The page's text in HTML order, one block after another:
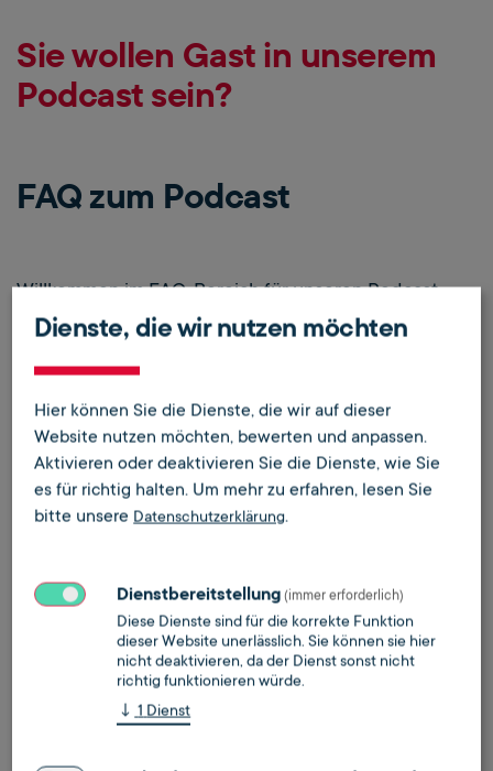
Sie wollen Gast in unserem
Podcast sein?
FAQ zum Podcast
Willkommen im FAQ-Bereich für unseren Podcast
"Was ist mit den Kohlen"!
Hier finden Sie Antworten auf die häufigsten Fragen
die technische Vorbereitung, den Ablauf der
Aufnahme oder inhaltliche Fragen geht – wir haben
alles für Sie zusammengestellt.
Unser Ziel ist es, Ihnen ein reibungsloses und
können. Falls Sie darüber hinaus noch Fragen haben,
zögern Sie nicht, uns jederzeit zu kontaktieren!
Allgemeine Fragen
Dienste, die wir nutzen möchten
Hier können Sie die Dienste, die wir auf dieser
Website nutzen möchten, bewerten und anpassen.
Aktivieren oder deaktivieren Sie die Dienste, wie Sie
es für richtig halten. Um mehr zu erfahren, lesen Sie
bitte unsere Datenschutzerklärung.
Dienstbereitstellung (immer erforderlich)
Diese Dienste sind für die korrekte Funktion
dieser Website unerlässlich. Sie können sie hier
nicht deaktivieren, da der Dienst sonst nicht
richtig funktionieren würde.
↓ 1 Dienst